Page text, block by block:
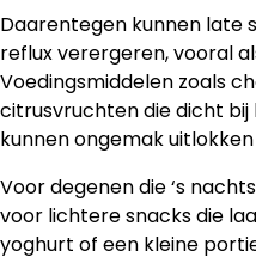
Daarentegen kunnen late
reflux verergeren, vooral
Voedingsmiddelen zoals
citrusvruchten die dicht
kunnen ongemak
Voor degenen die ‘s
voor lichtere snacks die
yoghurt of een kleine